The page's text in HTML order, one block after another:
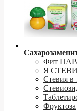
Фит
Я
Стевия в
Фруктоза